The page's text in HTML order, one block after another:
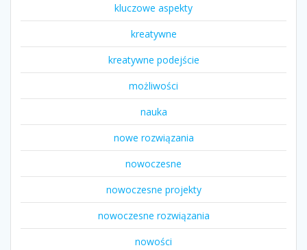
kluczowe aspekty
kreatywne
kreatywne podejście
możliwości
nauka
nowe rozwiązania
nowoczesne
nowoczesne projekty
nowoczesne rozwiązania
nowości